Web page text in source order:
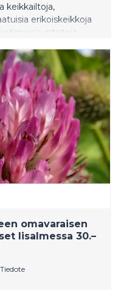
keikkailtoja,
erikoiskeikkoja
artisteja.
omavaraisen
Iisalmessa 30.–
Tiedote